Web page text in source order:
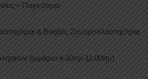
– Παγκύπρια
τρια & Βοηθός Ζαχαροπλάστης/τρια
(ωράριο 4:30πμ-11:00πμ)